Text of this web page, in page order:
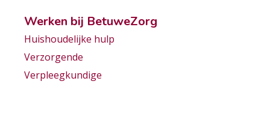
Werken bij BetuweZorg
Huishoudelijke hulp
Verzorgende
Verpleegkundige